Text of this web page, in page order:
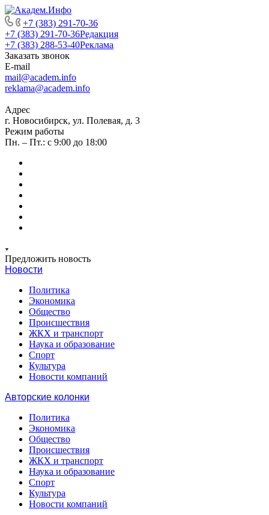
+7 (383) 291-70-36
+7 (383) 291-70-36Редакция
+7 (383) 288-53-40Реклама
Заказать звонок
E-mail
mail@academ.info
reklama@academ.info
Адрес
г. Новосибирск, ул. Полевая, д. 3
Режим работы
Пн. – Пт.: с 9:00 до 18:00
Предложить новость
Новости
Политика
Экономика
Общество
Происшествия
ЖКХ и транспорт
Наука и образование
Спорт
Культура
Новости компаний
Авторские колонки
Политика
Экономика
Общество
Происшествия
ЖКХ и транспорт
Наука и образование
Спорт
Культура
Новости компаний